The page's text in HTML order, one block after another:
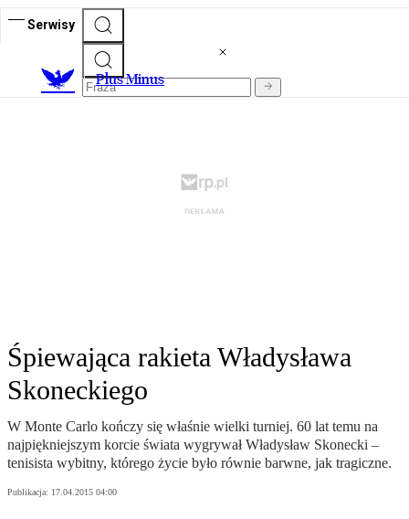
Serwisy
Plus Minus
Śpiewająca rakieta Władysława
Skoneckiego
W Monte Carlo kończy się właśnie wielki turniej. 60 lat temu na
najpiękniejszym korcie świata wygrywał Władysław Skonecki –
tenisista wybitny, którego życie było równie barwne, jak tragiczne.
Publikacja: 17.04.2015 04:00